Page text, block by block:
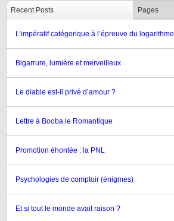
Recent Posts Pages
L’impératif catégorique à l’épreuve du logarithme
Bigarrure, lumière et merveilleux
Le diable est-il privé d’amour ?
Lettre à Booba le Romantique
Promotion éhontée : la PNL
Psychologies de comptoir (énigmes)
Et si tout le monde avait raison ?